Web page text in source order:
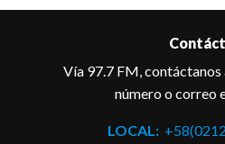
Vía 97.7 FM, contáctanos
número o correo
LOCAL: